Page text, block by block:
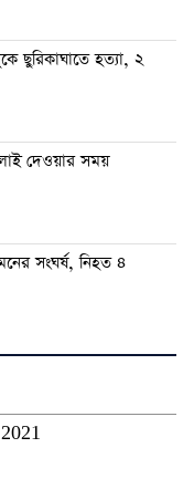
ছুরিকাঘাতে হত্যা, ২
দেওয়ার সময়
সংঘর্ষ, নিহত ৪